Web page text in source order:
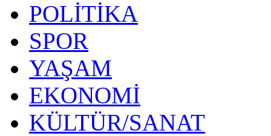
POLİTİKA
SPOR
YAŞAM
EKONOMİ
KÜLTÜR/SANAT